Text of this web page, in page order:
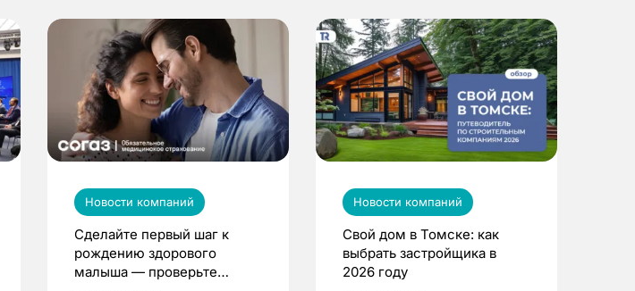
Новости компаний
Сделайте первый шаг к
рождению здорового
малыша — проверьте
Новости компаний
Свой дом в Томске: как
выбрать застройщика в
2026 году